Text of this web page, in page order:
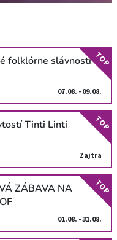
folklórne slávnosti
07.08. - 09.08.
TOP
Tinti Linti
Zajtra
TOP
ZÁBAVA NA
01.08. - 31.08.
TOP